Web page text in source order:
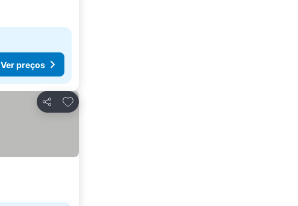
Ver preços
Partilhar
Adicionar aos favoritos